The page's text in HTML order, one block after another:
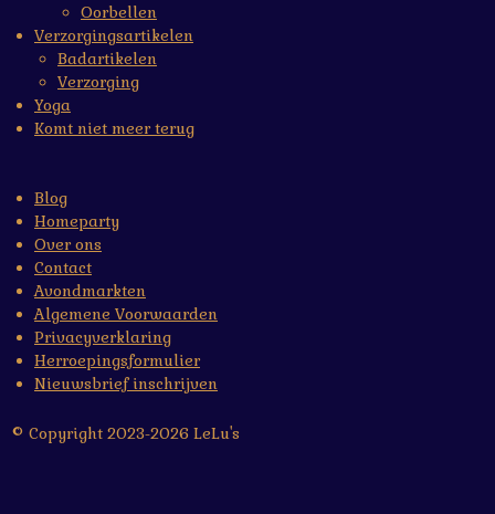
Oorbellen
Verzorgingsartikelen
Badartikelen
Verzorging
Yoga
Komt niet meer terug
Blog
Homeparty
Over ons
Contact
Avondmarkten
Algemene Voorwaarden
Privacyverklaring
Herroepingsformulier
Nieuwsbrief inschrijven
© Copyright 2023-2026 LeLu's